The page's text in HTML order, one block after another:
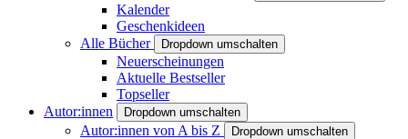
Kalender
Geschenkideen
Alle Bücher
Dropdown umschalten
Neuerscheinungen
Aktuelle Bestseller
Topseller
Autor:innen
Dropdown umschalten
Autor:innen von A bis Z Dropdown umschalten